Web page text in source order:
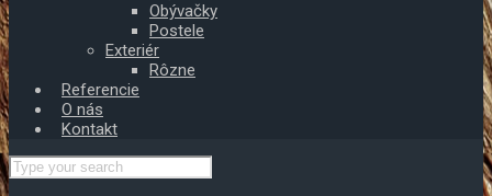
Obývačky
Postele
Exteriér
Rôzne
Referencie
O nás
Kontakt